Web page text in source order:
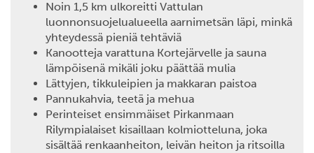
Noin 1,5 km ulkoreitti Vattulan
luonnonsuojelualueella aarnimetsän läpi, minkä
yhteydessä pieniä tehtäviä
Kanootteja varattuna Kortejärvelle ja sauna
lämpöisenä mikäli joku päättää mulia
Lättyjen, tikkuleipien ja makkaran paistoa
Pannukahvia, teetä ja mehua
Perinteiset ensimmäiset Pirkanmaan
Rilympialaiset kisaillaan kolmiotteluna, joka
sisältää renkaanheiton, leivän heiton ja ritsoilla